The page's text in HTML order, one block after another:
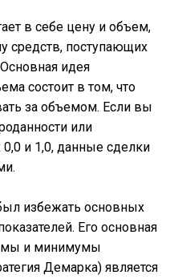
в себе цену и объем,
средств, поступающих
идея
состоит в том, что
за объемом. Если вы
или
0,0 и 1,0, данные сделки
избежать основных
Его основная
и минимумы
Демарка) является